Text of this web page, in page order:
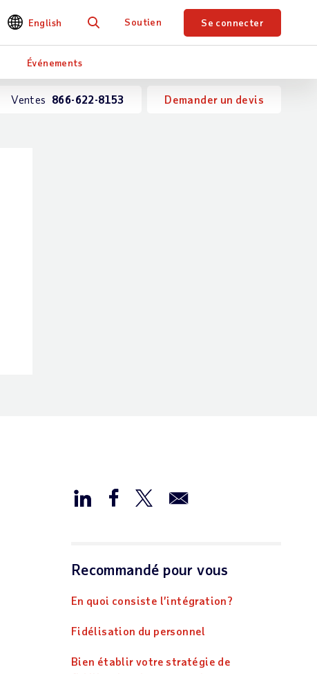
English Soutien Se connecter
Événements
Ventes 866-622-8153 Demander un devis
Recommandé pour vous
En quoi consiste l’intégration?
Fidélisation du personnel
Bien établir votre stratégie de